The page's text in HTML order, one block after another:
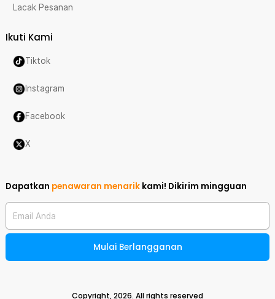
Lacak Pesanan
Ikuti Kami
Tiktok
Instagram
Facebook
X
Dapatkan penawaran menarik kami! Dikirim mingguan
Email Anda
Mulai Berlangganan
Copyright,2026. All rights reserved